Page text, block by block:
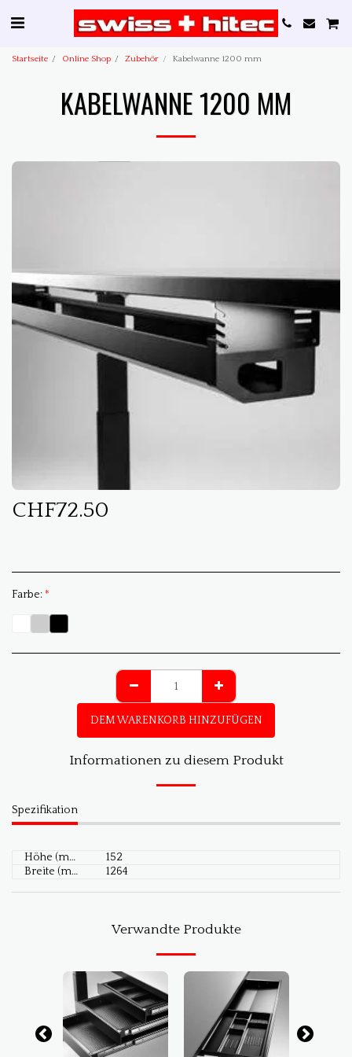
Startseite Online Shop Zubehör Kabelwanne 1200 mm
KABELWANNE 1200 MM
CHF72.50
Farbe:*
DEM WARENKORB HINZUFÜGEN
Informationen zu diesem Produkt
Spezifikation
Höhe (mm)
152
Breite (mm)
1264
Verwandte Produkte